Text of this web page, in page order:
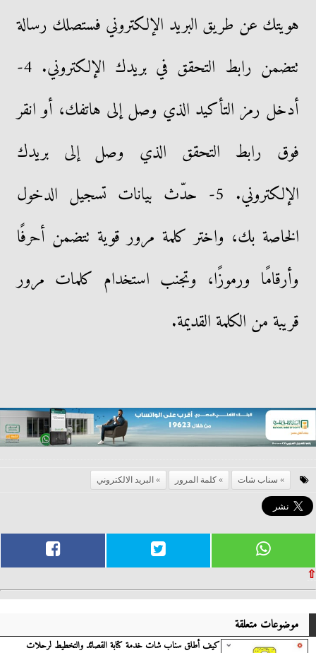
هويتك عن طريق البريد الإلكتروني فستصلك رسالة
تتضمن رابط التحقق في بريدك الإلكتروني. 4-
أدخل رمز التأكيد الذي وصل إلى هاتفك، أو انقر
فوق رابط التحقق الذي وصل إلى بريدك
الإلكتروني. 5- حدّث بيانات تسجيل الدخول
الخاصة بك، واختر كلمة مرور قوية تتضمن أحرفًا
وأرقامًا ورموزًا، وتجنب استخدام كلمات مرور
قريبة من الكلمة القديمة.
سناب شات كلمة المرور البريد الالكتروني
⇧
موضوعات متعلقة
كيف أطلق سناب شات خدمة كتابة القصائد والتخطيط لرحلات